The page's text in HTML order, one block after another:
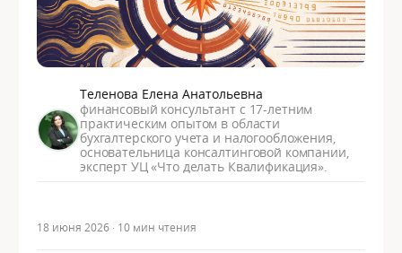
Теленова Елена Анатольевна
финансовый консультант с 17-летним
практическим опытом в области
бухгалтерского учета и налогообложения,
основательница консалтинговой компании,
эксперт УЦ «Что делать Квалификация».
18 июня 2026 · 10 мин чтения